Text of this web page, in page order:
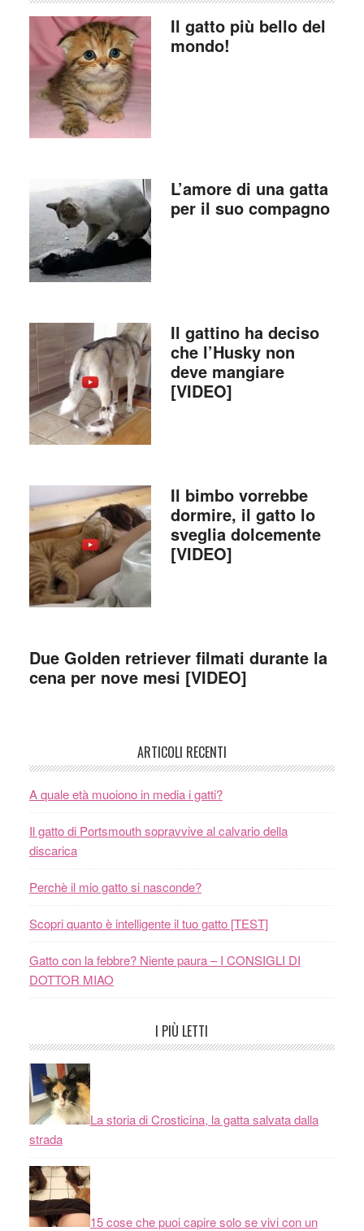
Il gatto più bello del
mondo!
L’amore di una gatta
per il suo compagno
Il gattino ha deciso
che l’Husky non
deve mangiare
[VIDEO]
Il bimbo vorrebbe
dormire, il gatto lo
sveglia dolcemente
[VIDEO]
Due Golden retriever filmati durante la
cena per nove mesi [VIDEO]
ARTICOLI RECENTI
A quale età muoiono in media i gatti?
Il gatto di Portsmouth sopravvive al calvario della
discarica
Perchè il mio gatto si nasconde?
Scopri quanto è intelligente il tuo gatto [TEST]
Gatto con la febbre? Niente paura – I CONSIGLI DI
DOTTOR MIAO
I PIÙ LETTI
La storia di Crosticina, la gatta salvata dalla
strada
15 cose che puoi capire solo se vivi con un